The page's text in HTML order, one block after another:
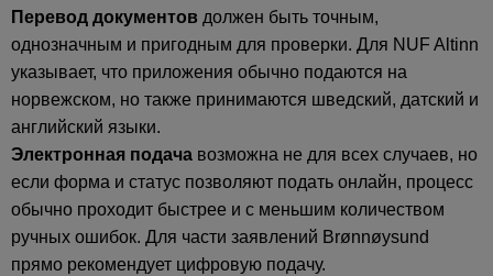
Перевод документов должен быть точным,
однозначным и пригодным для проверки. Для NUF Altinn
указывает, что приложения обычно подаются на
норвежском, но также принимаются шведский, датский и
английский языки.
Электронная подача возможна не для всех случаев, но
если форма и статус позволяют подать онлайн, процесс
обычно проходит быстрее и с меньшим количеством
ручных ошибок. Для части заявлений Brønnøysund
прямо рекомендует цифровую подачу.